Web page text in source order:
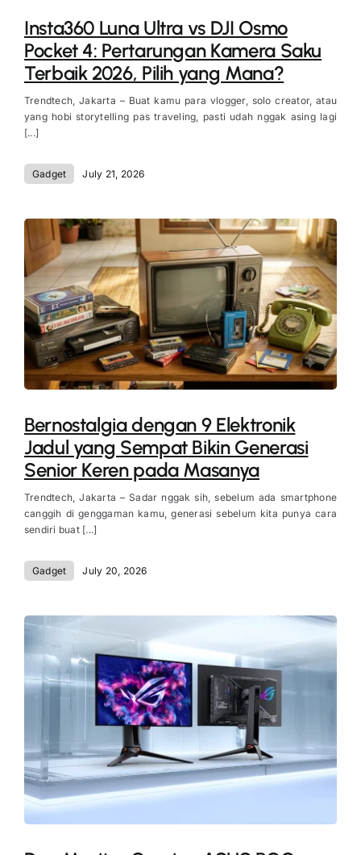
Insta360 Luna Ultra vs DJI Osmo
Pocket 4: Pertarungan Kamera Saku
Terbaik 2026, Pilih yang Mana?
Trendtech, Jakarta – Buat kamu para vlogger, solo creator, atau
yang hobi storytelling pas traveling, pasti udah nggak asing lagi
[...]
Gadget July 21, 2026
Bernostalgia dengan 9 Elektronik
Jadul yang Sempat Bikin Generasi
Senior Keren pada Masanya
Trendtech, Jakarta – Sadar nggak sih, sebelum ada smartphone
canggih di genggaman kamu, generasi sebelum kita punya cara
sendiri buat [...]
Gadget July 20, 2026